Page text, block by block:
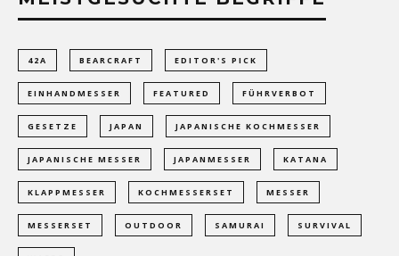
42A BEARCRAFT EDITOR'S PICK
EINHANDMESSER FEATURED FÜHRVERBOT
GESETZE JAPAN JAPANISCHE KOCHMESSER
JAPANISCHE MESSER JAPANMESSER KATANA
KLAPPMESSER KOCHMESSERSET MESSER
MESSERSET OUTDOOR SAMURAI SURVIVAL